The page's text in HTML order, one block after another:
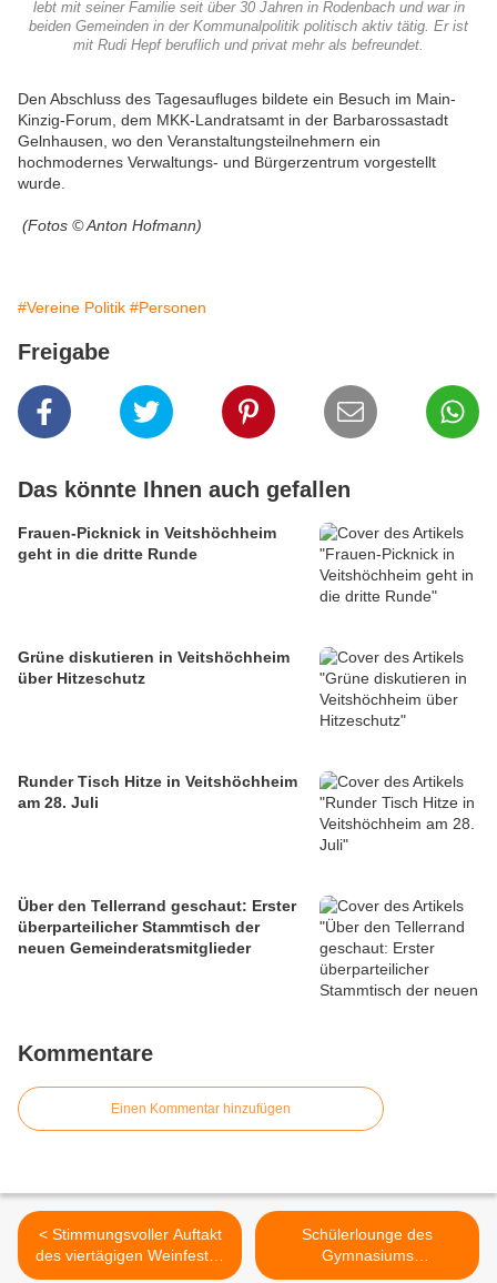
lebt mit seiner Familie seit über 30 Jahren in Rodenbach und war in
beiden Gemeinden in der Kommunalpolitik politisch aktiv tätig. Er ist
mit Rudi Hepf beruflich und privat mehr als befreundet.
Den Abschluss des Tagesaufluges bildete ein Besuch im Main-
Kinzig-Forum, dem MKK-Landratsamt in der Barbarossastadt
Gelnhausen, wo den Veranstaltungsteilnehmern ein
hochmodernes Verwaltungs- und Bürgerzentrum vorgestellt
wurde.
(Fotos © Anton Hofmann)
#Vereine Politik #Personen
Freigabe
Das könnte Ihnen auch gefallen
Frauen-Picknick in Veitshöchheim
geht in die dritte Runde
Grüne diskutieren in Veitshöchheim
über Hitzeschutz
Runder Tisch Hitze in Veitshöchheim
am 28. Juli
Über den Tellerrand geschaut: Erster
überparteilicher Stammtisch der
neuen Gemeinderatsmitglieder
Kommentare
Einen Kommentar hinzufügen
< Stimmungsvoller Auftakt
des viertägigen Weinfestes
im Veitshöchheimer
Schülerlounge des
Gymnasiums
Veitshöchheim und Eis